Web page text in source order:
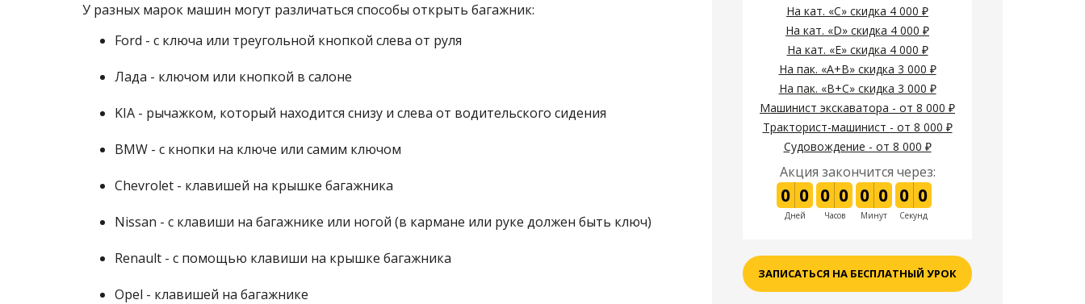
У разных марок машин могут различаться способы открыть багажник:
Ford - с ключа или треугольной кнопкой слева от руля
Лада - ключом или кнопкой в салоне
KIA - рычажком, который находится снизу и слева от водительского сидения
BMW - с кнопки на ключе или самим ключом
Chevrolet - клавишей на крышке багажника
Nissan - с клавиши на багажнике или ногой (в кармане или руке должен быть ключ)
Renault - с помощью клавиши на крышке багажника
Opel - клавишей на багажнике
На кат. «C» скидка 4 000 ₽
На кат. «D» скидка 4 000 ₽
На кат. «E» скидка 4 000 ₽
На пак. «A+B» скидка 3 000 ₽
На пак. «B+C» скидка 3 000 ₽
Машинист экскаватора - от 8 000 ₽
Тракторист-машинист - от 8 000 ₽
Судовождение - от 8 000 ₽
Акция закончится через:
0 0
Дней
0 0
Часов
0 0
Минут
0 0
Секунд
ЗАПИСАТЬСЯ НА БЕСПЛАТНЫЙ УРОК